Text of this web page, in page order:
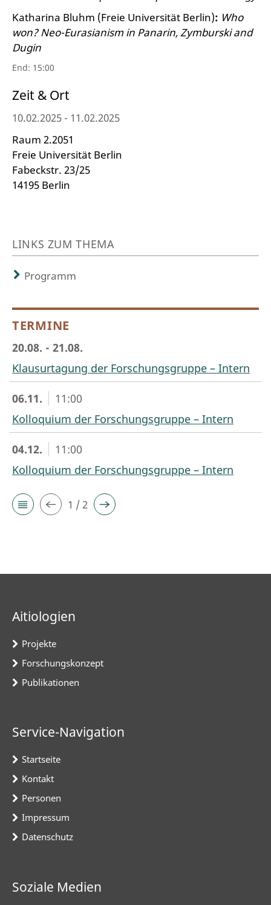
Katharina Bluhm (Freie Universität Berlin): Who
won?Neo-Eurasianism in Panarin, Zymburski and
Dugin
End: 15:00
Zeit & Ort
10.02.2025 - 11.02.2025
Raum 2.2051
Freie Universität Berlin
Fabeckstr. 23/25
14195 Berlin
LINKS ZUM THEMA
Programm
TERMINE
20.08. - 21.08.
Klausurtagung der Forschungsgruppe – Intern
06.11.
11:00
Kolloquium der Forschungsgruppe – Intern
04.12.
11:00
Kolloquium der Forschungsgruppe – Intern
1 / 2
Aitiologien
Projekte
Forschungskonzept
Publikationen
Service-Navigation
Startseite
Kontakt
Personen
Impressum
Datenschutz
Soziale Medien